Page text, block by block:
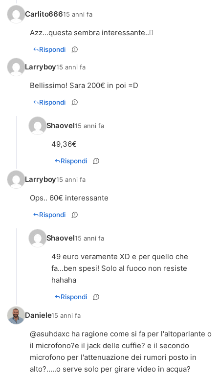
Carlito66615 anni fa
Azz...questa sembra interessante..
Rispondi
Larryboy15 anni fa
Bellissimo! Sara 200€ in poi =D
Rispondi
Shaovel15 anni fa
49,36€
Rispondi
Larryboy15 anni fa
Ops.. 60€ interessante
Rispondi
Shaovel15 anni fa
49 euro veramente XD e per quello che
fa...ben spesi! Solo al fuoco non resiste
hahaha
Rispondi
Daniele15 anni fa
@asuhdaxc ha ragione come si fa per l'altoparlante o
il microfono?e il jack delle cuffie? e il secondo
microfono per l'attenuazione dei rumori posto in
alto?.....o serve solo per girare video in acqua?